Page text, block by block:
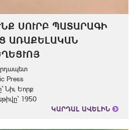
ՍՈՒՐԲ ՊԱՏԱՐԱԳԻ
ԱՌԱՔԵԼԱԿԱՆ
Press
Նիւ Եորք
1950
ԿԱՐԴԱԼ ԱՎԵԼԻՆ